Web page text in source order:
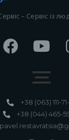
– Сервіс із
+38 (063) 111-
+38 (044) 465-